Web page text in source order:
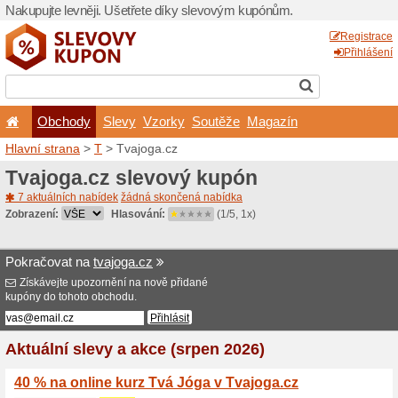
Nakupujte levněji.
Obchody
Hlavní strana>T>